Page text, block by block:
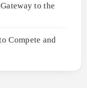
to the
Compete and